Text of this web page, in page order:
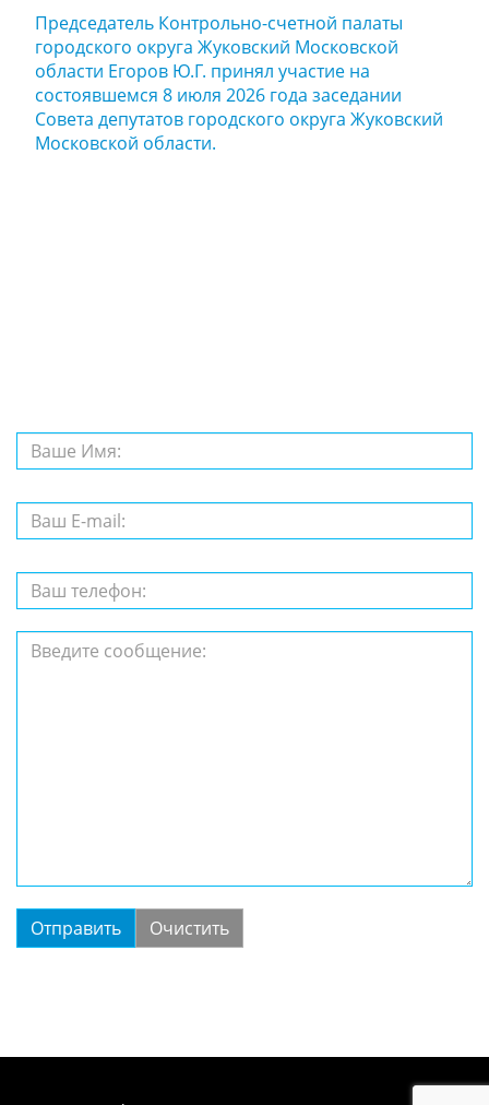
Председатель Контрольно-счетной палаты
городского округа Жуковский Московской
области Егоров Ю.Г. принял участие на
состоявшемся 8 июля 2026 года заседании
Совета депутатов городского округа Жуковский
Московской области.